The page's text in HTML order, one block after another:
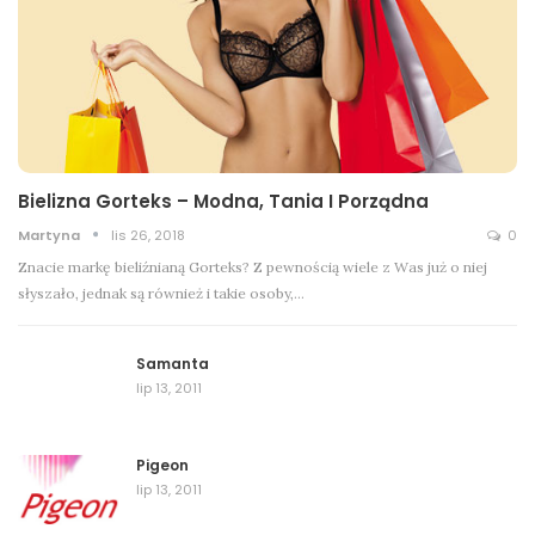
Bielizna Gorteks – Modna, Tania I Porządna
Martyna lis 26, 2018 0
Znacie markę bieliźnianą Gorteks? Z pewnością wiele z Was już o niej
słyszało, jednak są również i takie osoby,…
Samanta
lip 13, 2011
Pigeon
lip 13, 2011